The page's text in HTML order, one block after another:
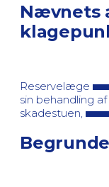
Nævnets
Reservelæge
sin behandling af
skadestuen,